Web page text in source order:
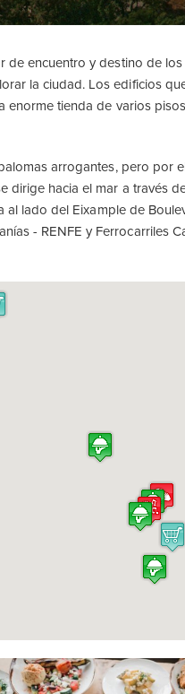
de encuentro y destino de
la ciudad. Los edificios
tienda de varios
arrogantes, pero por
dirige hacia el mar a través
lado del Eixample de
- RENFE y Ferrocarriles